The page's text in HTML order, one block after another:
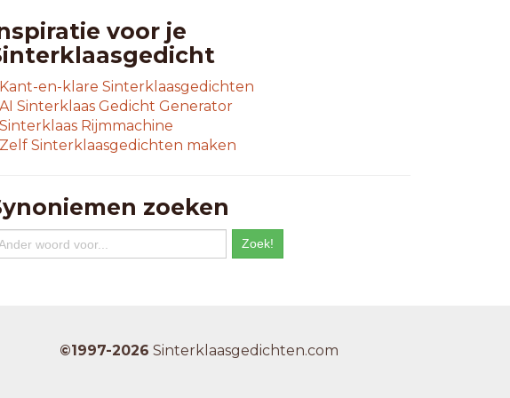
voor je
Kant-en-klare Sinterklaasgedichten
AI Sinterklaas Gedicht Generator
Sinterklaas Rijmmachine
Zelf Sinterklaasgedichten maken
zoeken
©1997-2026 Sinterklaasgedichten.com